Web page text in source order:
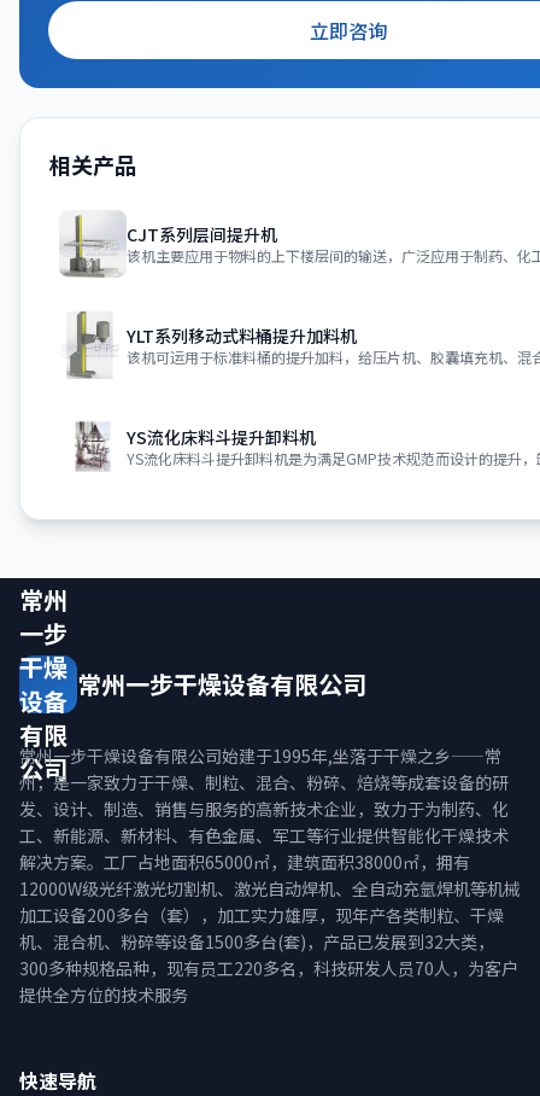
立即咨询
相关产品
CJT系列层间提升机
YLT系列移动式料桶提升加料机
YS流化床料斗提升卸料机
常州
一步
干燥
设备
有限
公司
常州一步干燥设备有限公司
常州一步干燥设备有限公司始建于1995年,坐落于干燥之乡——常
州，是一家致力于干燥、制粒、混合、粉碎、焙烧等成套设备的研
发、设计、制造、销售与服务的高新技术企业，致力于为制药、化
工、新能源、新材料、有色金属、军工等行业提供智能化干燥技术
解决方案。工厂占地面积65000㎡，建筑面积38000㎡，拥有
12000W级光纤激光切割机、激光自动焊机、全自动充氩焊机等机械
加工设备200多台（套），加工实力雄厚，现年产各类制粒、干燥
机、混合机、粉碎等设备1500多台(套)，产品已发展到32大类，
300多种规格品种，现有员工220多名，科技研发人员70人，为客户
提供全方位的技术服务
快速导航